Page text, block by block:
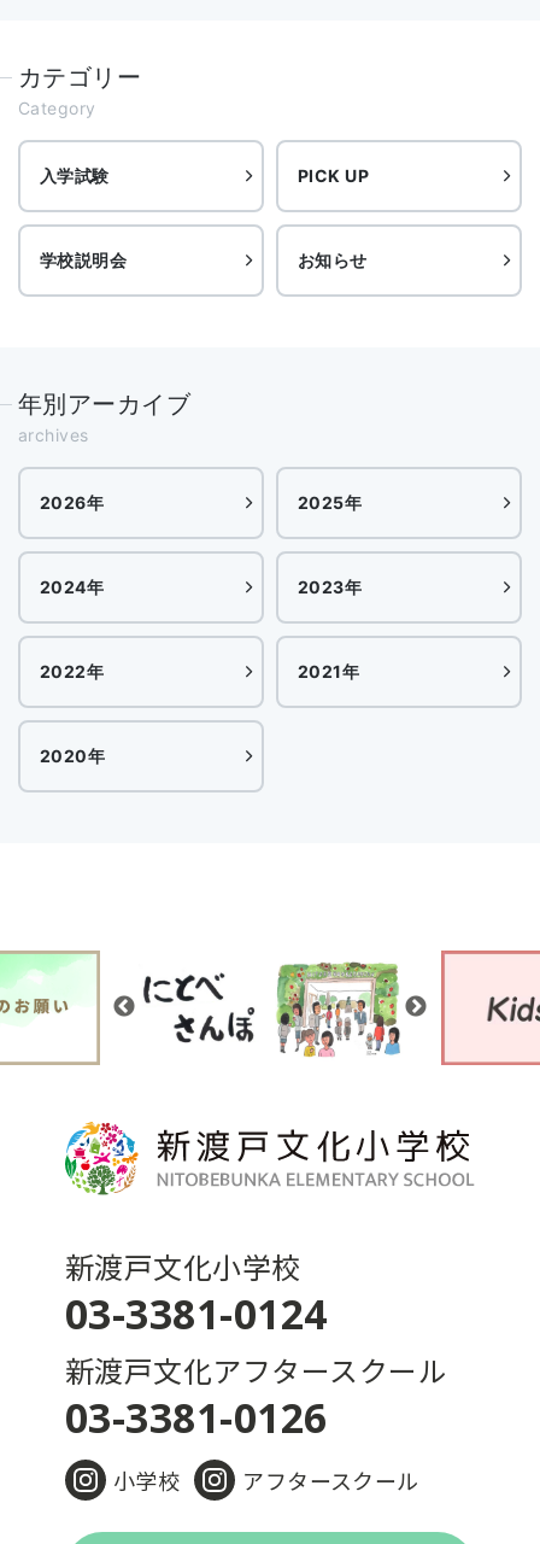
カテゴリー
Category
入学試験 PICK UP
学校説明会 お知らせ
年別アーカイブ
archives
2026年 2025年
2024年 2023年
2022年 2021年
2020年
新渡戸文化小学校
03-3381-0124
新渡戸文化アフタースクール
03-3381-0126
小学校 アフタースクール